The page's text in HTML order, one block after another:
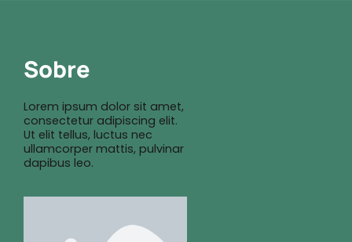
Sobre
Lorem ipsum dolor sit amet,
consectetur adipiscing elit.
Ut elit tellus, luctus nec
ullamcorper mattis, pulvinar
dapibus leo.